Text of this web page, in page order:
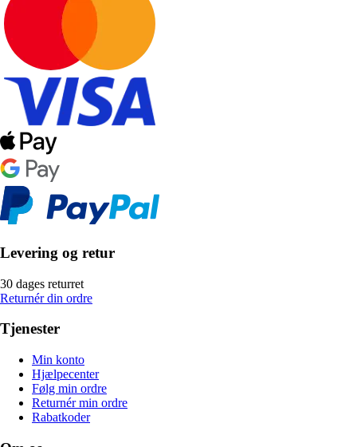
Levering og retur
30 dages returret
Returnér din ordre
Tjenester
Min konto
Hjælpecenter
Følg min ordre
Returnér min ordre
Rabatkoder